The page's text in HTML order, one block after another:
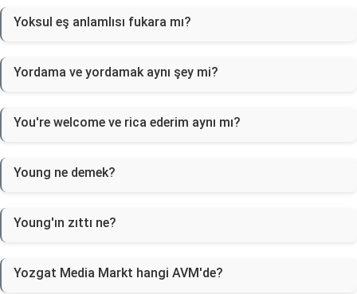
Yoksul eş anlamlısı fukara mı?
Yordama ve yordamak aynı şey mi?
You're welcome ve rica ederim aynı mı?
Young ne demek?
Young'ın zıttı ne?
Yozgat Media Markt hangi AVM'de?